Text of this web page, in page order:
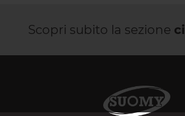
Scopri subito la sezione